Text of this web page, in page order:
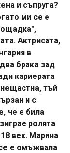
и съпруга?
ми се е
Актрисата,
в
брака зад
кариерата
нещастна, тъй
и с
че е била
ролята
век. Марина
е омъжвала